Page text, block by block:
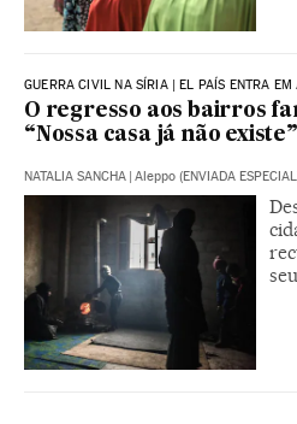
GUERRA CIVIL NA SÍRIA | EL PAÍS ENTRA EM
O regresso aos bairros
“Nossa casa já não existe”
NATALIA SANCHA | Aleppo (ENVIADA